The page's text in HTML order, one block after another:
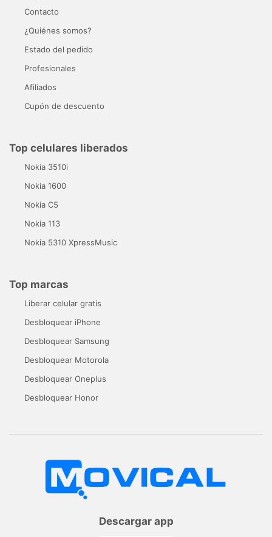
Contacto
¿Quiénes somos?
Estado del pedido
Profesionales
Afiliados
Cupón de descuento
Top celulares liberados
Nokia 3510i
Nokia 1600
Nokia C5
Nokia 113
Nokia 5310 XpressMusic
Top marcas
Liberar celular gratis
Desbloquear iPhone
Desbloquear Samsung
Desbloquear Motorola
Desbloquear Oneplus
Desbloquear Honor
Descargar app